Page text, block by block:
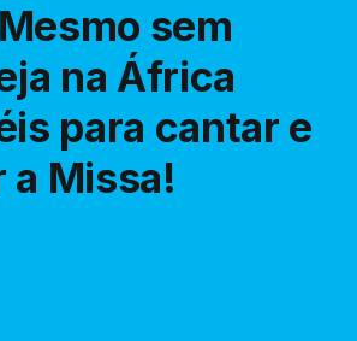
sem
na África
para cantar e
a Missa!